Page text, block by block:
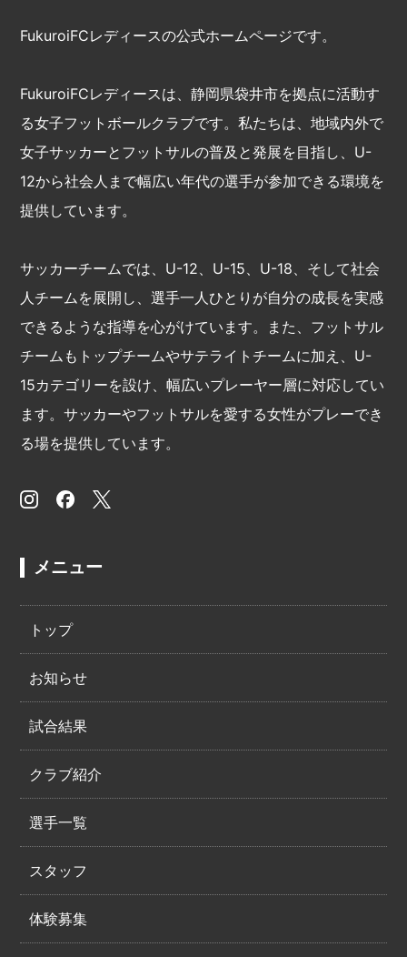
FukuroiFCレディースの公式ホームページです。
FukuroiFCレディースは、静岡県袋井市を拠点に活動す
る女子フットボールクラブです。私たちは、地域内外で
女子サッカーとフットサルの普及と発展を目指し、U-
12から社会人まで幅広い年代の選手が参加できる環境を
提供しています。
サッカーチームでは、U-12、U-15、U-18、そして社会
人チームを展開し、選手一人ひとりが自分の成長を実感
できるような指導を心がけています。また、フットサル
チームもトップチームやサテライトチームに加え、U-
15カテゴリーを設け、幅広いプレーヤー層に対応してい
ます。サッカーやフットサルを愛する女性がプレーでき
る場を提供しています。
メニュー
トップ
お知らせ
試合結果
クラブ紹介
選手一覧
スタッフ
体験募集